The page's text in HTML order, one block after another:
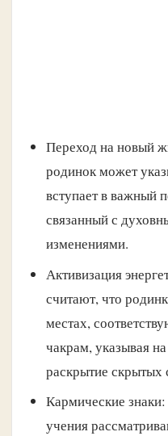
Переход на новый
родинок может
вступает в важный
связанный с
изменениями.
Активизация
считают, что
местах,
чакрам, указывая
раскрытие скрытых
Кармические знаки:
учения